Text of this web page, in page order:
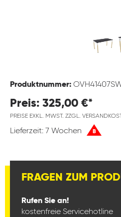
Produktnummer:
Preis: 325,00 €*
PREISE EXKL. MWST. ZZGL.
Lieferzeit: 7 Wochen B
FRAGEN ZUM
Rufen Sie an!
kostenfreie Servicehotline